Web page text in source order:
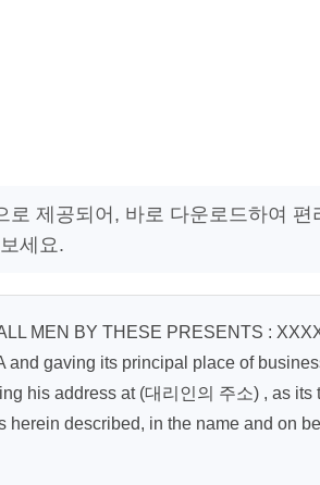
제공되어, 바로 다운로드하여 편
세요.
MEN BY THESE PRESENTS :
gaving its principal place of
his address at (대리인의 주소) , as its
herein described, in the name and on